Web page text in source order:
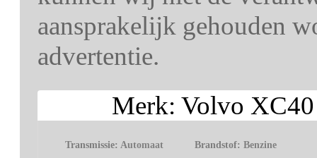
aansprakelijk gehouden
advertentie.
Merk: Volvo
Transmissie:Automaat Brandstof:Benzine